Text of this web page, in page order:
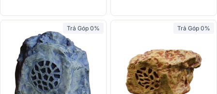
Trả Góp 0% Trả Góp 0%